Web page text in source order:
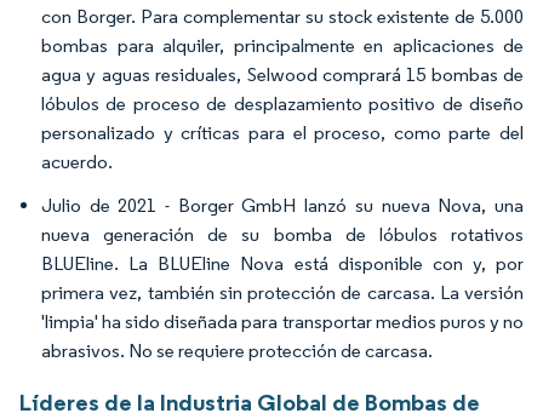
con Borger. Para complementar su stock existente de 5.000
bombas para alquiler, principalmente en aplicaciones de
agua y aguas residuales, Selwood comprará 15 bombas de
lóbulos de proceso de desplazamiento positivo de diseño
personalizado y críticas para el proceso, como parte del
acuerdo.
Julio de 2021 - Borger GmbH lanzó su nueva Nova, una
nueva generación de su bomba de lóbulos rotativos
BLUEline. La BLUEline Nova está disponible con y, por
primera vez, también sin protección de carcasa. La versión
'limpia' ha sido diseñada para transportar medios puros y no
abrasivos. No se requiere protección de carcasa.
Líderes de la Industria Global de Bombas de